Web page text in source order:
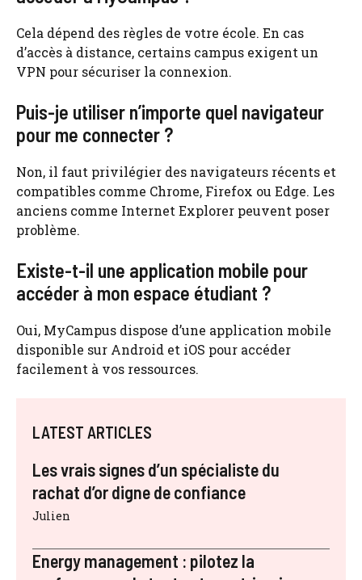
Cela dépend des règles de votre école. En cas
d’accès à distance, certains campus exigent un
VPN pour sécuriser la connexion.
Puis-je utiliser n’importe quel navigateur
pour me connecter ?
Non, il faut privilégier des navigateurs récents et
compatibles comme Chrome, Firefox ou Edge. Les
anciens comme Internet Explorer peuvent poser
problème.
Existe-t-il une application mobile pour
accéder à mon espace étudiant ?
Oui, MyCampus dispose d’une application mobile
disponible sur Android et iOS pour accéder
facilement à vos ressources.
LATEST ARTICLES
Les vrais signes d’un spécialiste du
rachat d’or digne de confiance
Julien
Energy management : pilotez la